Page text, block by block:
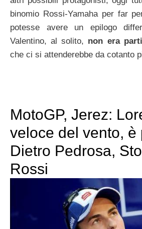
binomio Rossi-Yamaha per far
potesse avere un epilogo
Valentino, al solito, non era
che ci si attenderebbe da cotanto
MotoGP, Jerez:
veloce del vento, è
Dietro Pedrosa,
Rossi